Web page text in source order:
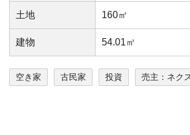
⼟地 160㎡
建物 54.01㎡
空き家 古民家 投資 売主：ネク